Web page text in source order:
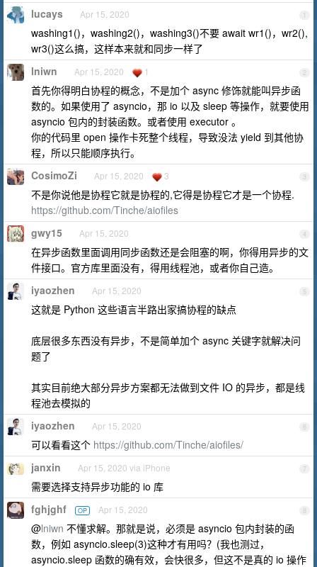
1
lucays Apr 15, 2020
washing1()，washing2()，washing3()不要 await wr1()，wr2(),
wr3()这么搞，这样本来就和同步一样了
2
lniwn Apr 15, 2020 1
首先你得明白协程的概念，不是加个 async 修饰就能叫异步函
数的。如果使用了 asyncio，那 io 以及 sleep 等操作，就要使用
asyncio 包内的封装函数。或者使用 executor 。
你的代码里 open 操作卡死整个线程，导致没法 yield 到其他协
程，所以只能顺序执行。
3
CosimoZi Apr 15, 2020 3
不是你说他是协程它就是协程的,它得是协程它才是一个协程.
https://github.com/Tinche/aiofiles
4
gwy15 Apr 15, 2020
在异步函数里面调用同步函数还是会阻塞的啊，你得用异步的文
件接口。官方库里面没有，得用线程池，或者你自己造。
5
iyaozhen Apr 15, 2020
这就是 Python 这些语言半路出家搞协程的缺点
底层很多东西没有异步，不是简单加个 async 关键字就解决问
题了
其实目前绝大部分异步方案都无法做到文件 IO 的异步，都是线
程池去模拟的
6
iyaozhen Apr 15, 2020
可以看看这个 https://github.com/Tinche/aiofiles/
7
janxin Apr 15, 2020 via iPhone
需要选择支持异步功能的 io 库
8
fghjghf OP Apr 15, 2020
@lniwn 不懂求解。那就是说，必须是 asyncio 包内封装的函
数，例如 asyncio.sleep(3)这种才有用吗？(我也测过，
asyncio.sleep 函数的确有效，会快很多，但这不是真的 io 操作